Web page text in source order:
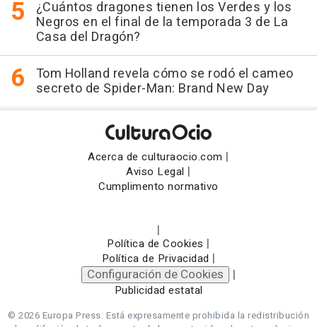
¿Cuántos dragones tienen los Verdes y los
Negros en el final de la temporada 3 de La
Casa del Dragón?
Tom Holland revela cómo se rodó el cameo
secreto de Spider-Man: Brand New Day
Acerca de culturaocio.com |
Aviso Legal |
Cumplimento normativo
|
Política de Cookies |
Política de Privacidad |
Configuración de Cookies |
Publicidad estatal
© 2026 Europa Press. Está expresamente prohibida la redistribución